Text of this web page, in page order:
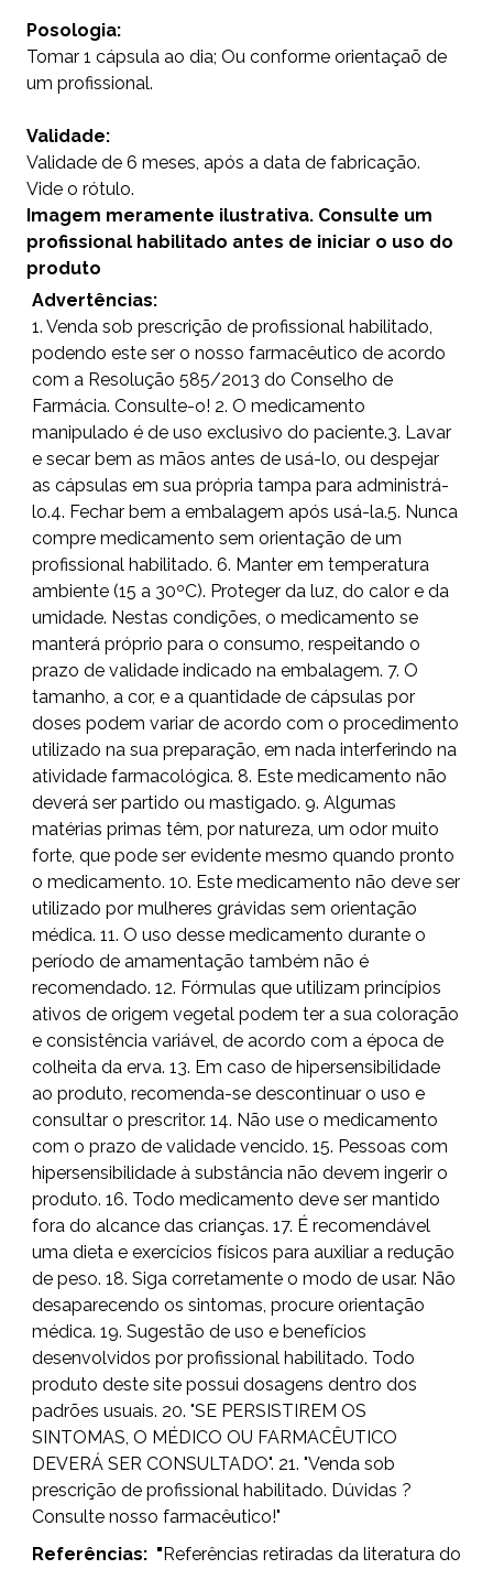
Posologia:
Tomar 1 cápsula ao dia; Ou conforme orientaçaõ de
um profissional.
Validade:
Validade de 6 meses, após a data de fabricação.
Vide o rótulo.
Imagem meramente ilustrativa. Consulte um
profissional habilitado antes de iniciar o uso do
produto
Advertências:
1. Venda sob prescrição de profissional habilitado,
podendo este ser o nosso farmacêutico de acordo
com a Resolução 585/2013 do Conselho de
Farmácia. Consulte-o! 2. O medicamento
manipulado é de uso exclusivo do paciente.3. Lavar
e secar bem as mãos antes de usá-lo, ou despejar
as cápsulas em sua própria tampa para administrá-
lo.4. Fechar bem a embalagem após usá-la.5. Nunca
compre medicamento sem orientação de um
profissional habilitado. 6. Manter em temperatura
ambiente (15 a 30ºC). Proteger da luz, do calor e da
umidade. Nestas condições, o medicamento se
manterá próprio para o consumo, respeitando o
prazo de validade indicado na embalagem. 7. O
tamanho, a cor, e a quantidade de cápsulas por
doses podem variar de acordo com o procedimento
utilizado na sua preparação, em nada interferindo na
atividade farmacológica. 8. Este medicamento não
deverá ser partido ou mastigado. 9. Algumas
matérias primas têm, por natureza, um odor muito
forte, que pode ser evidente mesmo quando pronto
o medicamento. 10. Este medicamento não deve ser
utilizado por mulheres grávidas sem orientação
médica. 11. O uso desse medicamento durante o
período de amamentação também não é
recomendado. 12. Fórmulas que utilizam princípios
ativos de origem vegetal podem ter a sua coloração
e consistência variável, de acordo com a época de
colheita da erva. 13. Em caso de hipersensibilidade
ao produto, recomenda-se descontinuar o uso e
consultar o prescritor. 14. Não use o medicamento
com o prazo de validade vencido. 15. Pessoas com
hipersensibilidade à substância não devem ingerir o
produto. 16. Todo medicamento deve ser mantido
fora do alcance das crianças. 17. É recomendável
uma dieta e exercícios físicos para auxiliar a redução
de peso. 18. Siga corretamente o modo de usar. Não
desaparecendo os sintomas, procure orientação
médica. 19. Sugestão de uso e benefícios
desenvolvidos por profissional habilitado. Todo
produto deste site possui dosagens dentro dos
padrões usuais. 20. "SE PERSISTIREM OS
SINTOMAS, O MÉDICO OU FARMACÊUTICO
DEVERÁ SER CONSULTADO". 21. "Venda sob
prescrição de profissional habilitado. Dúvidas ?
Consulte nosso farmacêutico!"
Referências: "Referências retiradas da literatura do